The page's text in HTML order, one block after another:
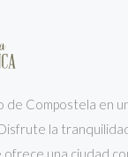
de Compostela en
la
ofrece una ciudad